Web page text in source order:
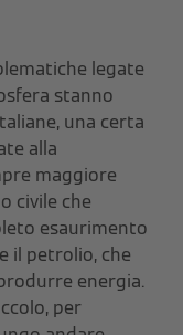
legate
stanno
una certa
alla
maggiore
civile che
esaurimento
il petrolio, che
energia.
per